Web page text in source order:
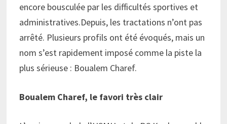
encore bousculée par les difficultés sportives et
administratives.Depuis, les tractations n’ont pas
arrêté. Plusieurs profils ont été évoqués, mais un
nom s’est rapidement imposé comme la piste la
plus sérieuse : Boualem Charef.
Boualem Charef, le favori très clair